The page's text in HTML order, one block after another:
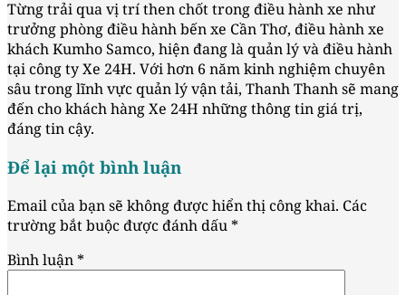
Từng trải qua vị trí then chốt trong điều hành xe như
trưởng phòng điều hành bến xe Cần Thơ, điều hành xe
khách Kumho Samco, hiện đang là quản lý và điều hành
tại công ty Xe 24H. Với hơn 6 năm kinh nghiệm chuyên
sâu trong lĩnh vực quản lý vận tải, Thanh Thanh sẽ mang
đến cho khách hàng Xe 24H những thông tin giá trị,
đáng tin cậy.
Để lại một bình luận
Email của bạn sẽ không được hiển thị công khai. Các
trường bắt buộc được đánh dấu*
Bình luận*